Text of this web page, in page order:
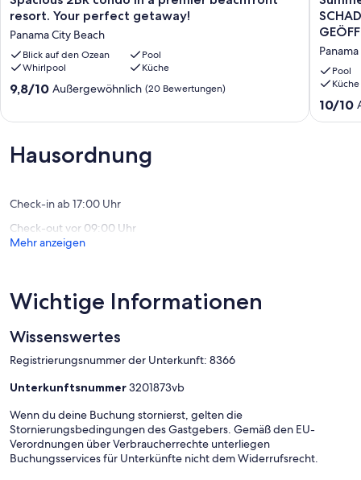
2BR
in
a
premier
beachfront
resort.
Panama
resort. Your perfect getaway!
Panama City Beach
Blick auf den Ozean
Pool
Whirlpool
Küche
9.8
(20
Bewertungen)
9,8/10 Außergewöhnlich (20 Bewertungen)
wks
ist
weg!
KEIN
ALLES
IN
Pool
Küche
10.0
10/10
Hausordnung
Check-in ab 17:00 Uhr
Check-out vor 09:00 Uhr
Mehr anzeigen
Wichtige Informationen
Wissenswertes
Registrierungsnummer der Unterkunft: 8366
Unterkunftsnummer3201873vb
Wenn du deine Buchung stornierst, gelten die
Stornierungsbedingungen des Gastgebers. Gemäß den EU-
Verordnungen über Verbraucherrechte unterliegen
Buchungsservices für Unterkünfte nicht dem Widerrufsrecht.